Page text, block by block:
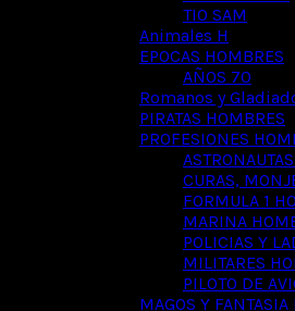
TIO SAM
Animales H
EPOCAS HOMBRES
AÑOS 70
Romanos y
PIRATAS HOMBRES
PROFESIONES
CURAS,
FORMULA 1
MARINA
POLICIAS Y
MILITARES
PILOTO DE
MAGOS Y